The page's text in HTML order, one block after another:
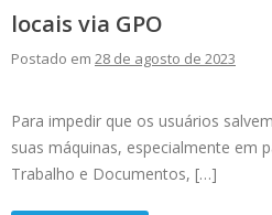
locais via GPO
Postado em 28 de agosto de 2023
Para impedir que os usuários
suas máquinas, especialmente em
Trabalho e Documentos, […]